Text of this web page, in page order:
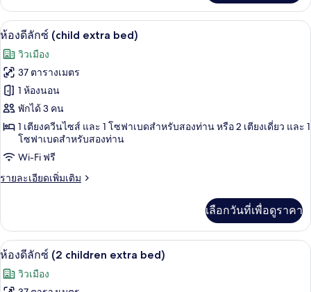
เกี่ยว
กับ
ห้อง
ลัก
ซ์
(extra
bed)
เปิด
ภาพถ่าย
ทั้งหมด
ของ
ห้อง
ดี
ลัก
(child
bed)
1 ห้องนอน, เครื่องนอนระดับพรีเมียม,
3
ห้องดีลักซ์ (child extra bed)
วิวเมือง
37 ตารางเมตร
1 ห้องนอน
พักได้ 3 คน
1 เตียงควีนไซส์ และ 1 โซฟาเบดสำหรับสองท่าน หรือ 2 เตียงเดี่ยว และ 1
โซฟาเบดสำหรับสองท่าน
Wi-Fi ฟรี
รายละเอียดเพิ่มเติม
ราย
เกี่ยว
กับ
ห้อง
ลัก
เลือกวันที่เพื่อดูราคา
เปิด
ภาพถ่าย
1 ห้องนอน, เครื่องนอนระดับพรีเมียม,
3
ห้องดีลักซ์ (2 children extra bed)
วิวเมือง